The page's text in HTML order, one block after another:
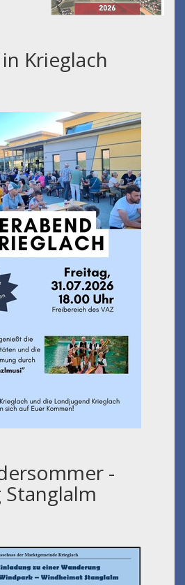
Krieglach
-